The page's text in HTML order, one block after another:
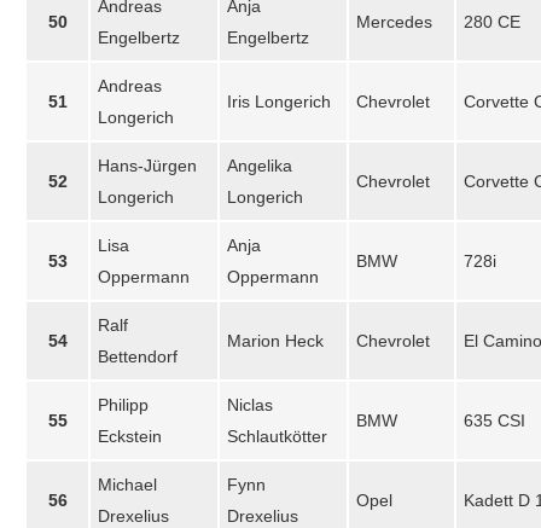
50
Andreas
Engelbertz
Anja
Engelbertz
Mercedes 280 CE
51
Andreas
Longerich
Iris Longerich Chevrolet Corvette
52
Hans-Jürgen
Longerich
Angelika
Longerich
Chevrolet Corvette
53
Lisa
Oppermann
Anja
Oppermann
BMW 728i
54
Ralf
Bettendorf
Marion Heck Chevrolet El Camino
55
Philipp
Eckstein
Niclas
Schlautkötter
BMW 635 CSI
56
Michael
Drexelius
Fynn
Drexelius
Opel Kadett D